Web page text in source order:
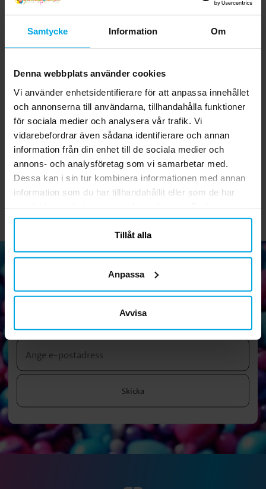
Samtycke Information Om
Denna webbplats använder cookies
Vi använder enhetsidentifierare för att anpassa innehållet
och annonserna till användarna, tillhandahålla funktioner
för sociala medier och analysera vår trafik. Vi
vidarebefordrar även sådana identifierare och annan
information från din enhet till de sociala medier och
annons- och analysföretag som vi samarbetar med.
Dessa kan i sin tur kombinera informationen med annan
information som du har tillhandahållit eller som de har
närsomhelst ändra ditt samtycke.
Tillåt alla
Anpassa
Avvisa
Pokémon -
Suddgummin 4-pack
Pris :39,00 kr
39,00 kr
KÖP
Hello Kitty - Hårborste
Pris:69,00 kr
69,00 kr
KÖP
Nyhetsbrev!
Prenumerera på vårt nyhetsbrev och ta del av roliga tips,
kampanjer och erbjudanden.
Skicka